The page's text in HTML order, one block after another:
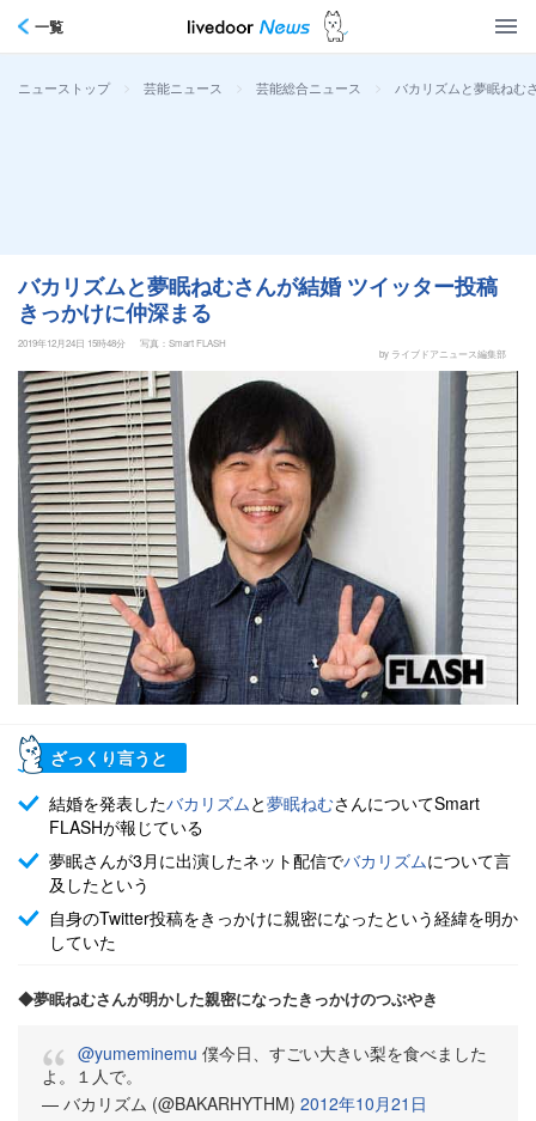
一覧
ニューストップ > 芸能ニュース > 芸能総合ニュース > バカリズムと夢眠ねむ
バカリズムと夢眠ねむさんが結婚 ツイッター投稿
きっかけに仲深まる
2019年12月24日 15時48分
写真：Smart FLASH
by ライブドアニュース編集部
ざっくり言うと
結婚を発表したバカリズム と夢眠ねむさんについてSmart
FLASHが報じている
夢眠さんが3月に出演したネット配信でバカリズムについて言
及したという
自身のTwitter投稿をきっかけに親密になったという経緯を明か
していた
◆夢眠ねむさんが明かした親密になったきっかけのつぶやき
@yumeminemu 僕今日、すごい大きい梨を食べました
よ。１人で。
— バカリズム (@BAKARHYTHM) 2012年10月21日